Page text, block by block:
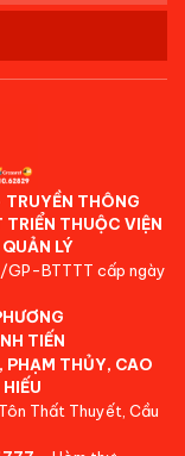
THÔNG
THUỘC VIỆN
LÝ
GP-BTTTT cấp ngày
TIẾN
THỦY, CAO
Thất Thuyết, Cầu